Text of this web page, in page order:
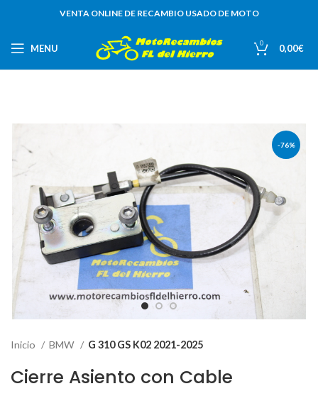
VENTA ONLINE DE RECAMBIO USADO DE MOTO
MENU 0 0,00€
-76%
Inicio BMW G 310 GS K02 2021-2025
Cierre Asiento con Cable